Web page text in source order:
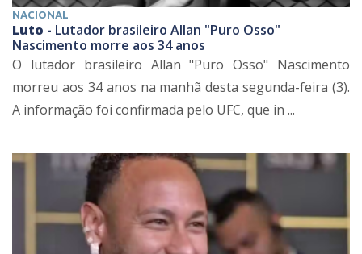
NACIONAL
Luto - Lutador brasileiro Allan "Puro Osso"
Nascimento morre aos 34 anos
O lutador brasileiro Allan "Puro Osso" Nascimento
morreu aos 34 anos na manhã desta segunda-feira (3).
A informação foi confirmada pelo UFC, que in ...